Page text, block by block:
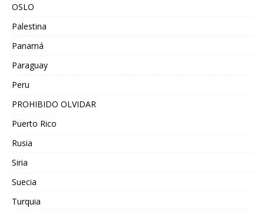
OSLO
Palestina
Panamá
Paraguay
Peru
PROHIBIDO OLVIDAR
Puerto Rico
Rusia
Siria
Suecia
Turquia